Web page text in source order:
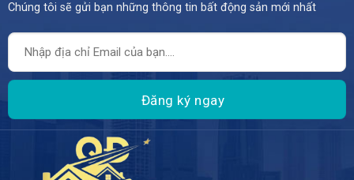
Chúng tôi sẽ gửi bạn những thông tin bất động sản mới nhất